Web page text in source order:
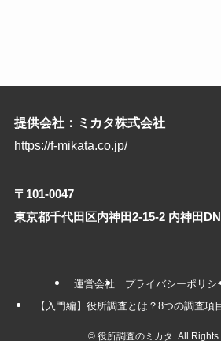
提供会社：ミカタ株式会社
https://f-mikata.co.jp/
〒101-0047
東京都千代田区内神田2-15-2 内神田
運営会社 プライバシーポリシ
【入門編】役所調査とは？8つの調査項
©役所調査のミカタ. All Rights